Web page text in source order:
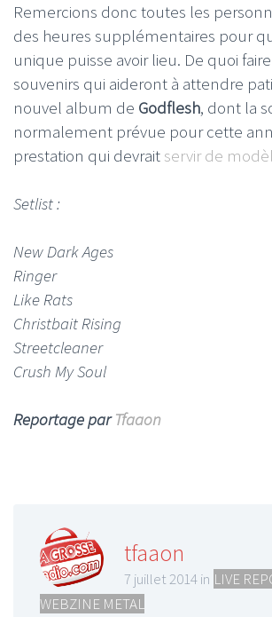
Remercions donc toutes les
des heures supplémentaires pour
unique puisse avoir lieu. De quoi
souvenirs qui aideront à attendre
nouvel album de Godflesh, dont la
normalement prévue pour cette
prestation qui devrait servir de
Setlist :
New Dark Ages
Ringer
Like Rats
Christbait Rising
Streetcleaner
Crush My Soul
Reportage parTfaaon
tfaaon
7 juillet 2014 in LIVE
WEBZINE METAL